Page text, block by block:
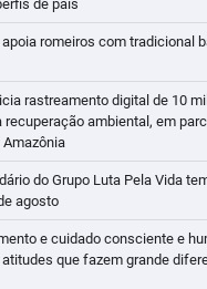
de pais
romeiros com tradicional
rastreamento digital de 10
recuperação ambiental, em
do Grupo Luta Pela Vida
agosto
e cuidado consciente e
que fazem grande